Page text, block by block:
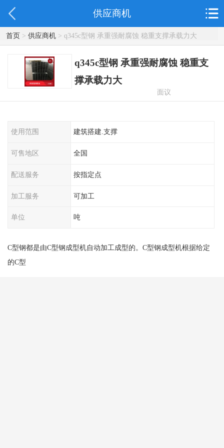
供应商机
首页> 供应商机> q345c型钢 承重强耐腐蚀 稳重支撑承载力大
q345c型钢 承重强耐腐蚀 稳重支
撑承载力大
面议
使用范围 建筑搭建.支撑
可售地区 全国
配送服务 按指定点
加工服务 可加工
单位 吨
C型钢都是由C型钢成型机自动加工成型的。C型钢成型机根据给定
的C型